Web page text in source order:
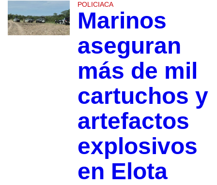
POLICIACA
Marinos
aseguran
más de mil
cartuchos y
artefactos
explosivos
en Elota